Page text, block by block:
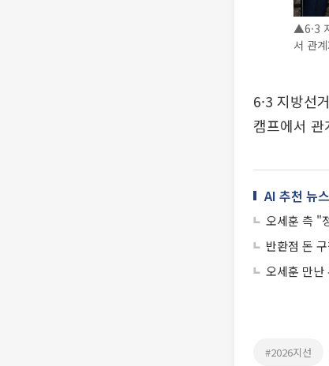
▲6·3
서 관
6·3 지방선
캠프에서
AI 추천 뉴스
오세훈 측 "
반환점 돈
오세훈 만
#2026지선